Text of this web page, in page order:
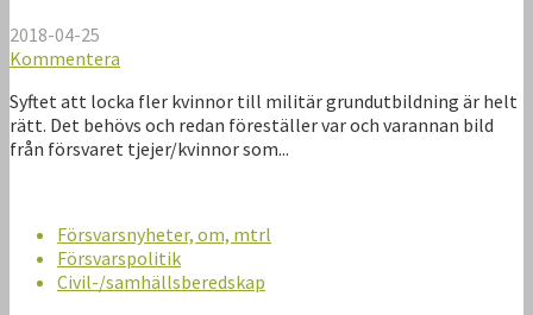
2018-04-25
Kommentera
Syftet att locka fler kvinnor till militär grundutbildning är helt
rätt. Det behövs och redan föreställer var och varannan bild
från försvaret tjejer/kvinnor som...
Försvarsnyheter, om, mtrl
Försvarspolitik
Civil-/samhällsberedskap